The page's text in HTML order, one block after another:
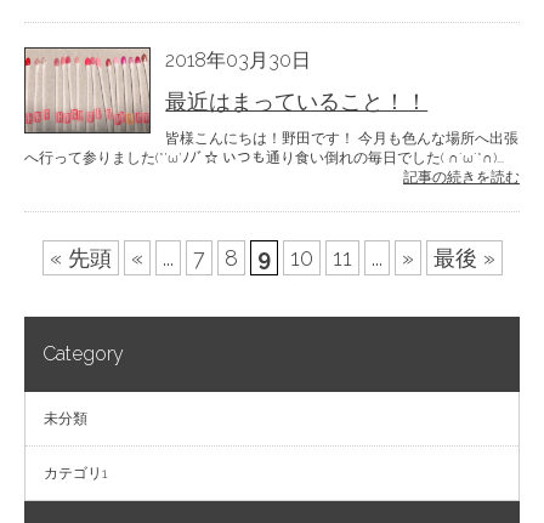
2018年03月30日
最近はまっていること！！
皆様こんにちは！野田です！ 今月も色んな場所へ出張
へ行って参りました(*’ω’ﾉﾉﾞ☆ いつも通り食い倒れの毎日でした( ∩´ω`*∩)...
記事の続きを読む
« 先頭 « ... 7 8 9 10 11 ... » 最後 »
Category
未分類
カテゴリ1